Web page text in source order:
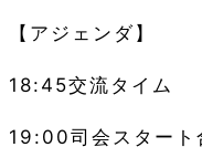
【アジェンダ】
18:45交流タイム
19:00司会スタート